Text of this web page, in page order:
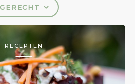
GERECHT
RECEPTEN